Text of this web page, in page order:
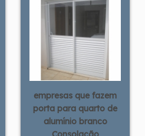
empresas que fazem
porta para quarto de
alumínio branco